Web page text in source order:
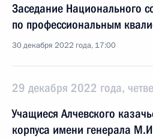
Заседание Национального
по профессиональным
30 декабря 2022 года, 17:00
29 декабря 2022 года,
Учащиеся Алчевского
корпуса имени генерала